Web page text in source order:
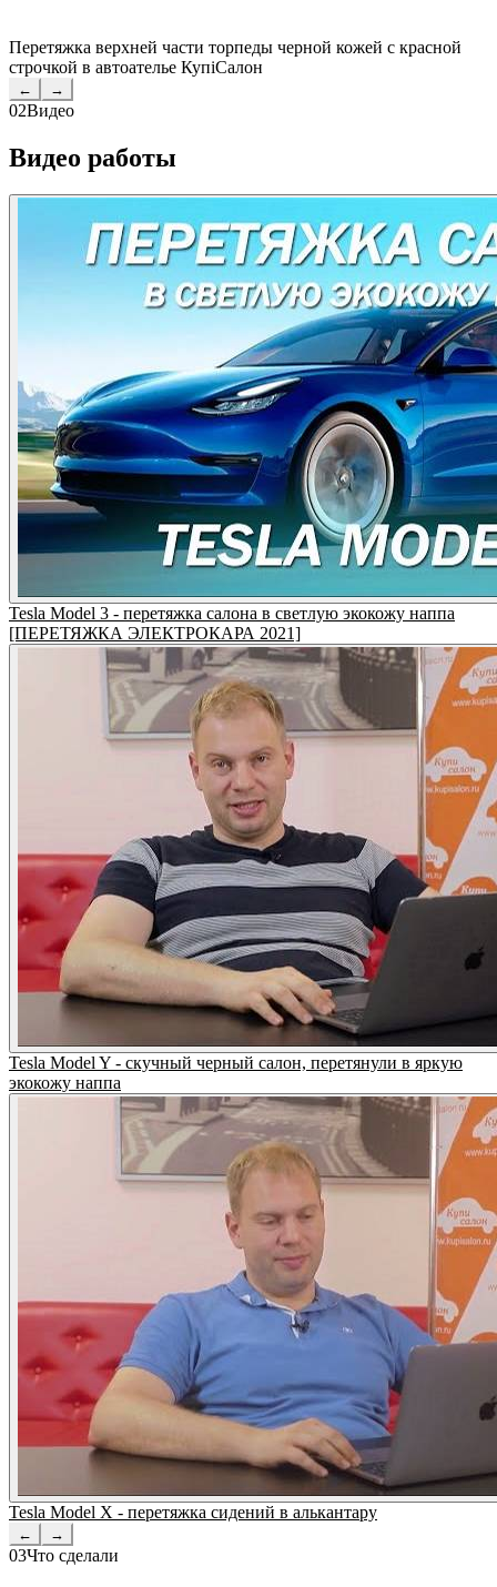
Перетяжка верхней части торпеды черной кожей с красной
строчкой в автоателье КупiСалон
← →
02Видео
Видео работы
Tesla Model 3 - перетяжка салона в светлую экокожу наппа
[ПЕРЕТЯЖКА ЭЛЕКТРОКАРА 2021]
Tesla Model Y - скучный черный салон, перетянули в яркую
экокожу наппа
Tesla Model X - перетяжка сидений в алькантару
← →
03Что сделали